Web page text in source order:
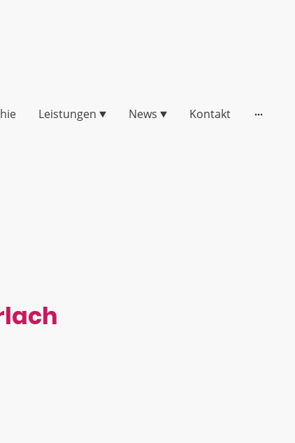
Leistungen News Kontakt